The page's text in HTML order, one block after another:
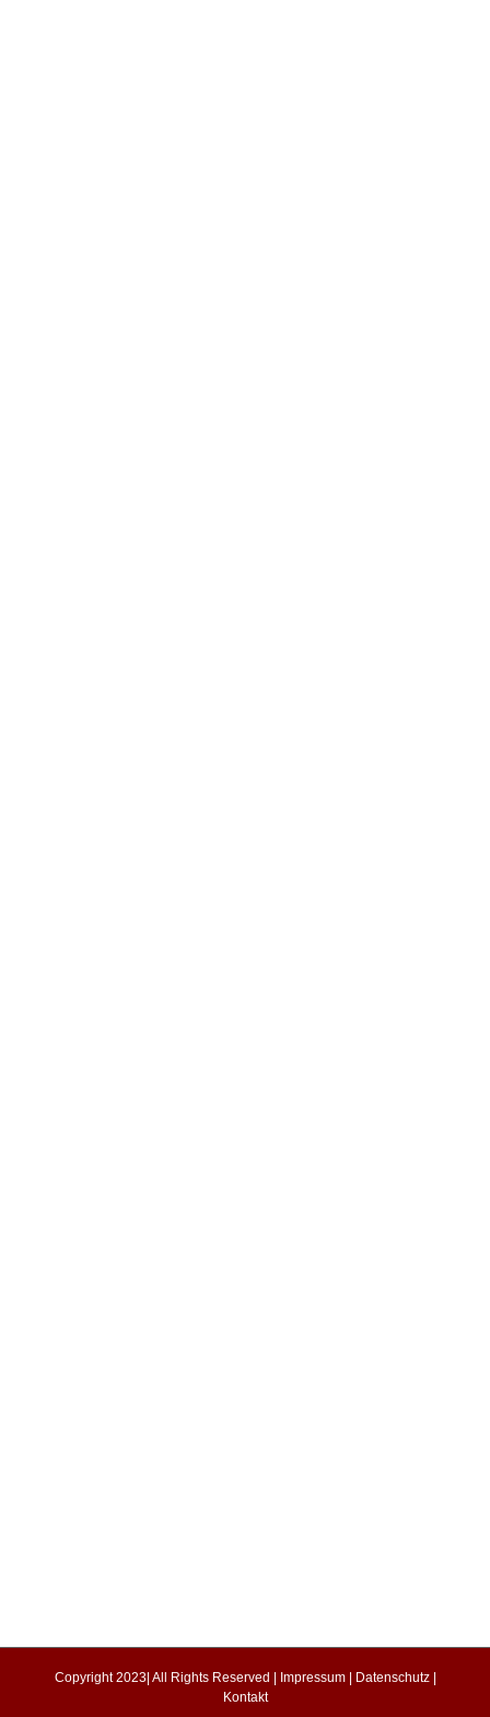
Copyright 2023| All Rights Reserved | Impressum| Datenschutz|
Kontakt